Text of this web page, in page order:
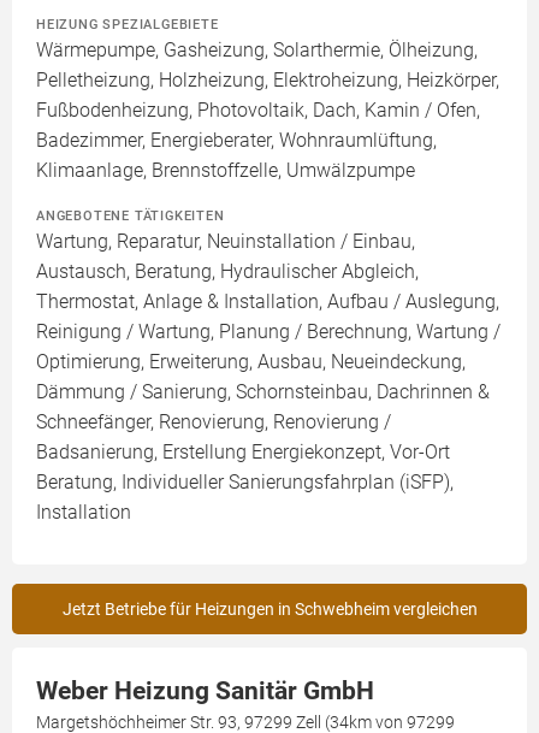
HEIZUNG SPEZIALGEBIETE
Wärmepumpe, Gasheizung, Solarthermie, Ölheizung,
Pelletheizung, Holzheizung, Elektroheizung, Heizkörper,
Fußbodenheizung, Photovoltaik, Dach, Kamin / Ofen,
Badezimmer, Energieberater, Wohnraumlüftung,
Klimaanlage, Brennstoffzelle, Umwälzpumpe
ANGEBOTENE TÄTIGKEITEN
Wartung, Reparatur, Neuinstallation / Einbau,
Austausch, Beratung, Hydraulischer Abgleich,
Thermostat, Anlage & Installation, Aufbau / Auslegung,
Reinigung / Wartung, Planung / Berechnung, Wartung /
Optimierung, Erweiterung, Ausbau, Neueindeckung,
Dämmung / Sanierung, Schornsteinbau, Dachrinnen &
Schneefänger, Renovierung, Renovierung /
Badsanierung, Erstellung Energiekonzept, Vor-Ort
Beratung, Individueller Sanierungsfahrplan (iSFP),
Installation
Jetzt Betriebe für Heizungen in Schwebheim vergleichen
Weber Heizung Sanitär GmbH
Margetshöchheimer Str. 93, 97299 Zell (34km von 97299